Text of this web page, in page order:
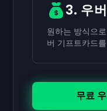
3. 우
원하는 방식으
버 기프트카드
무료